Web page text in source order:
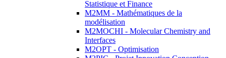
Statistique et Finance
M2MM - Mathématiques de la
modélisation
M2MOCHI - Molecular Chemistry and
Interfaces
M2OPT - Optimisation